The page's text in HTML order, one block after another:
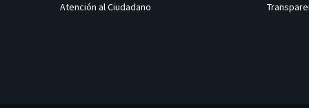
Atención al Ciudadano